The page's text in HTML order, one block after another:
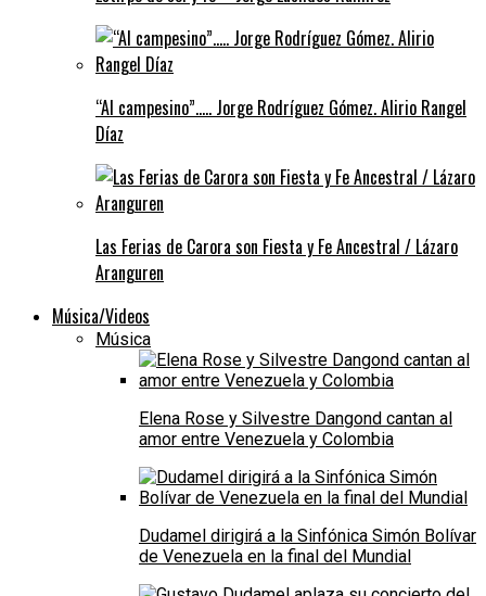
“Al campesino”….. Jorge Rodríguez Gómez. Alirio Rangel
Díaz
Las Ferias de Carora son Fiesta y Fe Ancestral / Lázaro
Aranguren
Música/Videos
Música
Elena Rose y Silvestre Dangond cantan al
amor entre Venezuela y Colombia
Dudamel dirigirá a la Sinfónica Simón Bolívar
de Venezuela en la final del Mundial